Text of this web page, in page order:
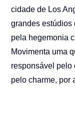
cidade de Los
grandes estúdios
pela hegemonia
Movimenta uma
responsável pelo
pelo charme, por